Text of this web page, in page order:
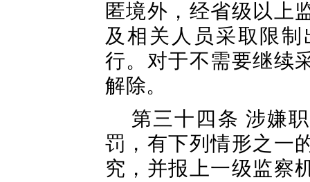
匿境外，经省级以上
及相关人员采取限
行。对于不需要继续
解除。
第三十四条 涉嫌
罚，有下列情形之一
究，并报上一级监察